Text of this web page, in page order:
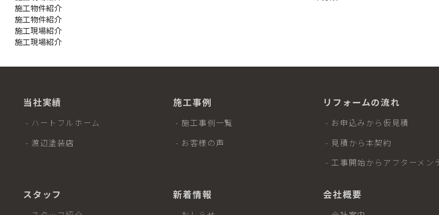
施工物件紹介
施工物件紹介
施工現場紹介
施工現場紹介
当社実績
- ハートフルホーム
- 渡辺塗装店
施工事例
- 施工事例一覧
- お客様の声
リフォームの流れ
- お申込みから仮見積
- 見積から本契約
- 工事開始からアフターメン
スタッフ 新着情報 会社概要